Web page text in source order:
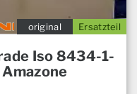
Ersatzteil
original
Iso 8434-1-